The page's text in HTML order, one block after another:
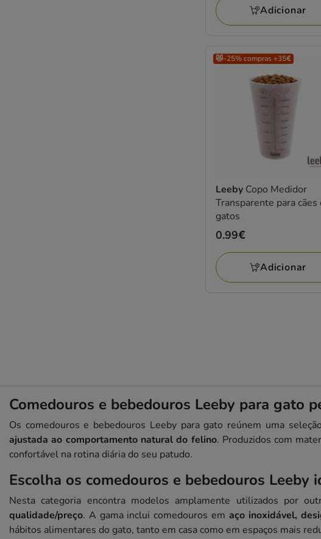
Adicionar
😻-25% compras +35€
Leeby Copo Medidor
Transparente para cães
gatos
Preço
0.99€
0.99€
Adicionar
Comedouros e bebedouros Leeby para gato
Os comedouros e bebedouros Leeby para gato reúnem uma
ajustada ao comportamento natural do felino. Produzidos com
confortável na rotina diária do seu patudo.
Escolha os comedouros e bebedouros Leeby
Nesta categoria encontra modelos amplamente utilizados por
qualidade/preço. A gama inclui comedouros em aço inoxidável,
hábitos alimentares do gato, tanto em casa como em espaços mais